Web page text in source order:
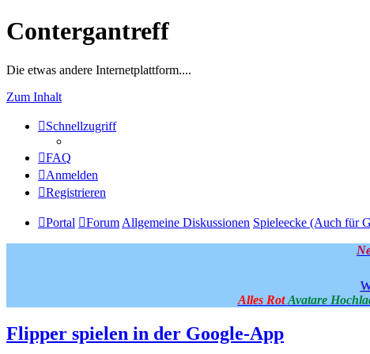
Contergantreff
Die etwas andere Internetplattform....
Zum Inhalt
Schnellzugriff
FAQ
Anmelden
Registrieren
Portal Forum Allgemeine Diskussionen Spieleecke (Auch für
Alles Rot Avatare
Flipper spielen in der Google-App